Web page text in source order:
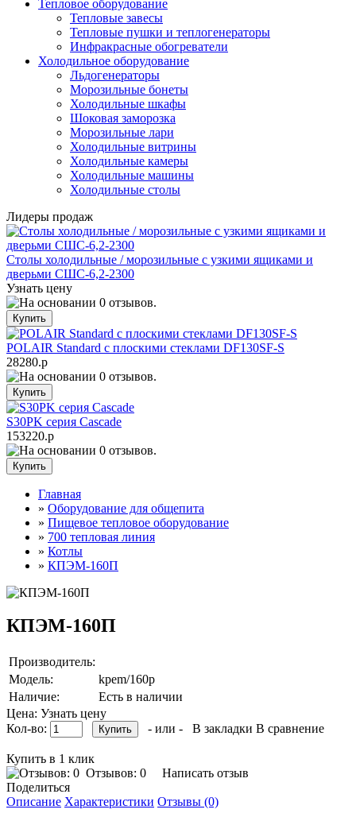
Тепловое оборудование
Тепловые завесы
Тепловые пушки и теплогенераторы
Инфракрасные обогреватели
Холодильное оборудование
Льдогенераторы
Морозильные бонеты
Холодильные шкафы
Шоковая заморозка
Морозильные лари
Холодильные витрины
Холодильные камеры
Холодильные машины
Холодильные столы
Лидеры продаж
Столы холодильные / морозильные с узкими ящиками и
дверьми СШС-6,2-2300
Узнать цену
POLAIR Standard с плоскими стеклами DF130SF-S
28280.р
S30PK серия Cascade
153220.р
Главная
» Оборудование для общепита
» Пищевое тепловое оборудование
» 700 тепловая линия
» Котлы
» КПЭМ-160П
КПЭМ-160П
Производитель:
Модель:
kpem/160p
Наличие:
Есть в наличии
Цена: Узнать цену
Кол-во:
- или - В закладки В сравнение
Купить в 1 клик
Отзывов: 0
Написать отзыв
Поделиться
Описание Характеристики Отзывы (0)